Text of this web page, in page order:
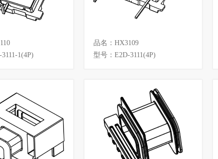
1(4P)
品名：HX3109
型号：E2D-3111(4P)